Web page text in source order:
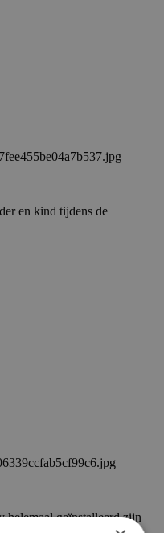
en kind tijdens de
helemaal geïnstalleerd zijn